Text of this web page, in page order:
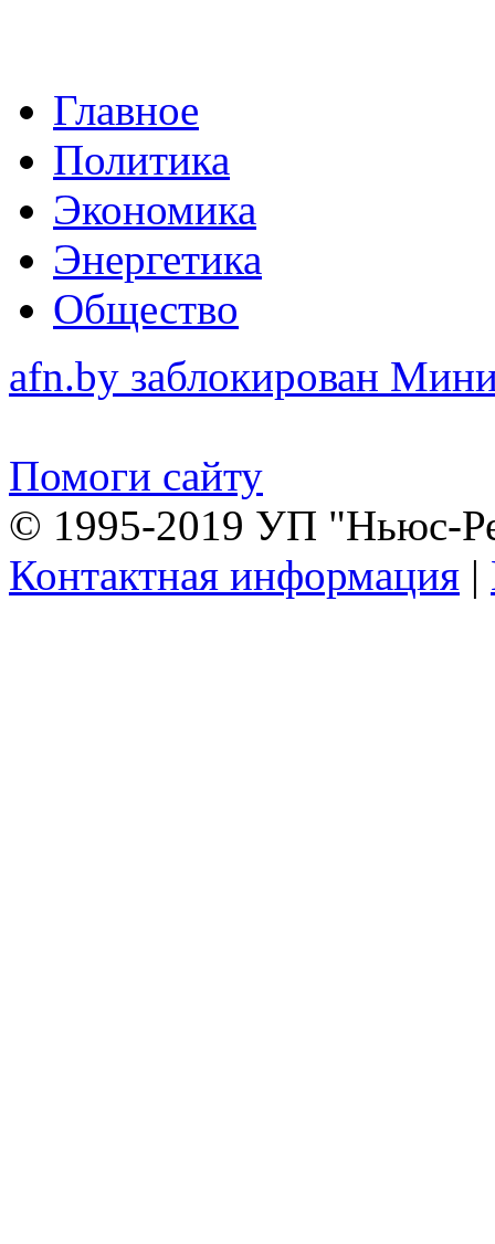
Главное
Политика
Экономика
Энергетика
Общество
afn.by заблокирован
Помоги сайту
© 1995-2019 УП "Ньюс-
Контактная информация |